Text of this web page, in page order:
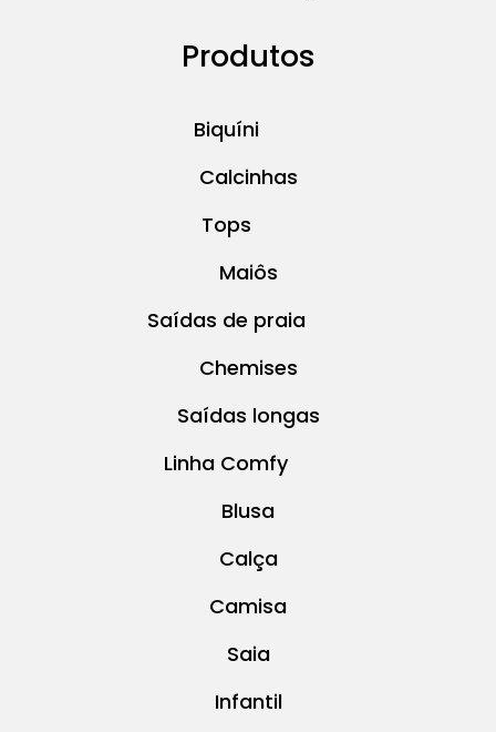
Produtos
Biquíni
Calcinhas
Tops
Maiôs
Saídas de praia
Chemises
Saídas longas
Linha Comfy
Blusa
Calça
Camisa
Saia
Infantil